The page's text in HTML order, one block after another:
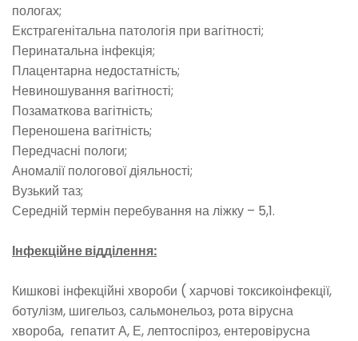
пологах;
Екстрагенітальна патологія при вагітності;
Перинатальна інфекція;
Плацентарна недостатність;
Невиношування вагітності;
Позаматкова вагітність;
Переношена вагітність;
Передчасні пологи;
Аномалії пологової діяльності;
Вузький таз;
Середній термін перебування на ліжку – 5,1.
Інфекційне відділення:
Кишкові інфекційні хвороби ( харчові токсикоінфекції,
ботулізм, шигельоз, сальмонельоз, рота вірусна
хвороба, гепатит А, Е, лептоспіроз, ентеровірусна